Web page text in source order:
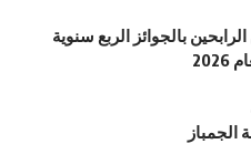
بالجوائز الربع سنوية